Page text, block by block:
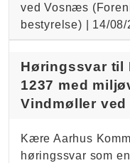
ved Vosnæs
bestyrelse) | 14/08/
Høringssvar til
1237 med
Vindmøller
Kære Aarhus
høringssvar som